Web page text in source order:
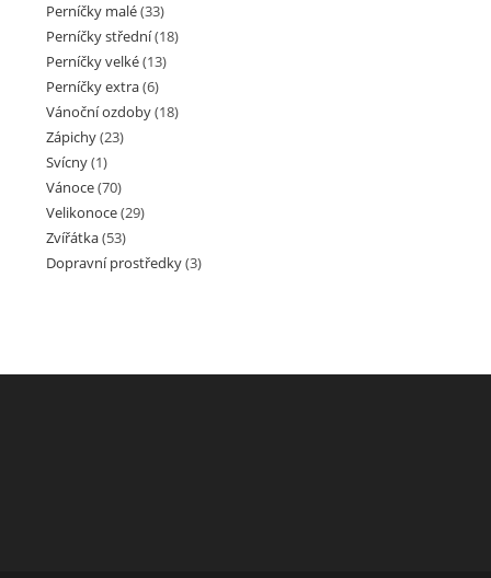
Perníčky malé(33)
Perníčky střední(18)
Perníčky velké(13)
Perníčky extra(6)
Vánoční ozdoby(18)
Zápichy(23)
Svícny(1)
Vánoce(70)
Velikonoce(29)
Zvířátka(53)
Dopravní prostředky(3)